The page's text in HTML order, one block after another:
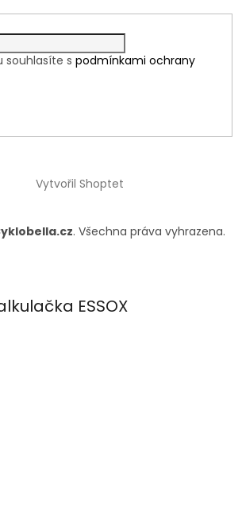
souhlasíte s podmínkami ochrany
Vytvořil Shoptet
. Všechna práva vyhrazena.
ESSOX